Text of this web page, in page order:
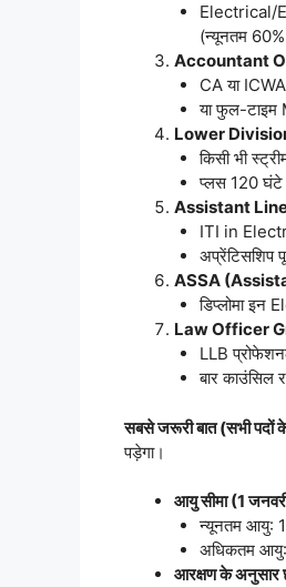
Electrical/
(न्यूनतम
Accountant
CA या
या फुल-
Lower
किसी भी
प्लस 120 घंटे
Assistant
ITI in
अप्रेंटिसशिप
ASSA
डिप्लोमा
Law Officer
LLB
बार काउंसिल
सबसे जरूरी बात (सभी पदों
पड़ेगा।
आयु सीमा (1
न्यूनतम आयु:
अधिकतम आयु:
आरक्षण के अनुसार